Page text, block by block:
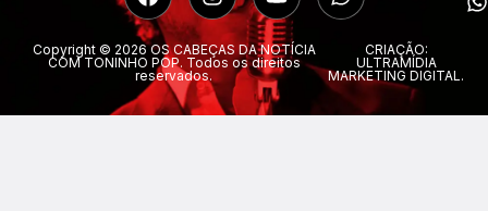
Copyright © 2026 OS CABEÇAS DA NOTÍCIA
COM TONINHO POP. Todos os direitos
reservados.
CRIAÇÃO:
ULTRAMÍDIA
MARKETING DIGITAL.